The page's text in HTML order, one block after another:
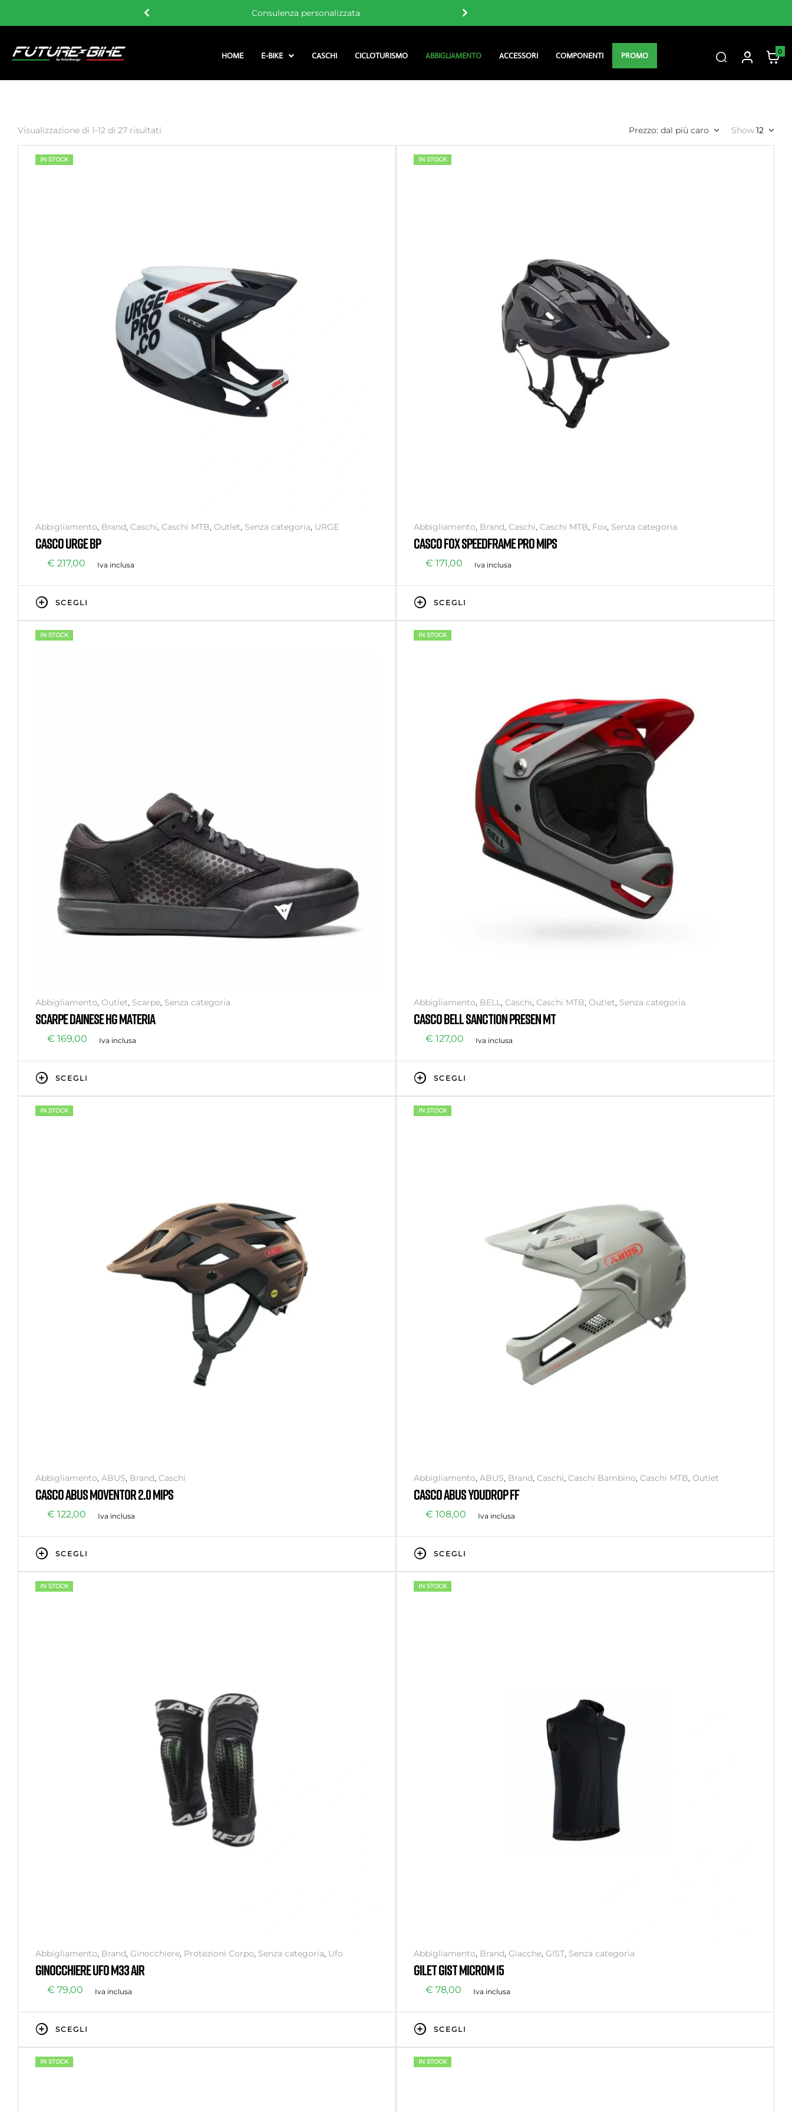
Consulenza personalizzata
HOME E-BIKE CASCHI CICLOTURISMO ABBIGLIAMENTO ACCESSORI COMPONENTI PROMO 0
Visualizzazione di 1-12 di 27 risultati Prezzo: dal più caro Show12
IN STOCK
Abbigliamento, Brand, Caschi, Caschi MTB, Outlet, Senza categoria, URGE
CASCO URGE BP
€ 217,00 Iva inclusa
SCEGLI
IN STOCK
Abbigliamento, Brand, Caschi, Caschi MTB, Fox, Senza categoria
CASCO FOX SPEEDFRAME PRO MIPS
€ 171,00 Iva inclusa
SCEGLI
IN STOCK
Abbigliamento, Outlet, Scarpe, Senza categoria
SCARPE DAINESE HG MATERIA
€ 169,00 Iva inclusa
SCEGLI
IN STOCK
Abbigliamento, BELL, Caschi, Caschi MTB, Outlet, Senza categoria
CASCO BELL SANCTION PRESEN MT
€ 127,00 Iva inclusa
SCEGLI
IN STOCK
Abbigliamento, ABUS, Brand, Caschi
CASCO ABUS MOVENTOR 2.0 MIPS
€ 122,00 Iva inclusa
SCEGLI
IN STOCK
Abbigliamento, ABUS, Brand, Caschi, Caschi Bambino, Caschi MTB, Outlet
CASCO ABUS YOUDROP FF
€ 108,00 Iva inclusa
SCEGLI
IN STOCK
Abbigliamento, Brand, Ginocchiere, Protezioni Corpo, Senza categoria, Ufo
GINOCCHIERE UFO M33 AIR
€ 79,00 Iva inclusa
SCEGLI
IN STOCK
Abbigliamento, Brand, Giacche, GIST, Senza categoria
GILET GIST MICROM 15
€ 78,00 Iva inclusa
SCEGLI
IN STOCK IN STOCK